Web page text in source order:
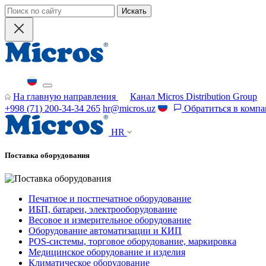
Искать
На главную направления
Канал Micros Distribution Group
+998 (71) 200-34-34 265 hr@micros.uz Обратиться в
HR
Поставка оборудования
Печатное и постпечатное оборудование
ИБП, батареи, электрооборудование
Весовое и измерительное оборудование
Оборудование автоматизации и КИП
POS-системы, торговое оборудование, маркировка
Медицинское оборудование и изделия
Климатическое оборудование